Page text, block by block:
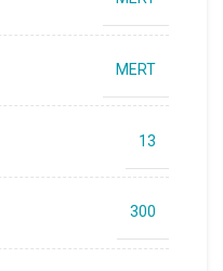
MERT
13
300